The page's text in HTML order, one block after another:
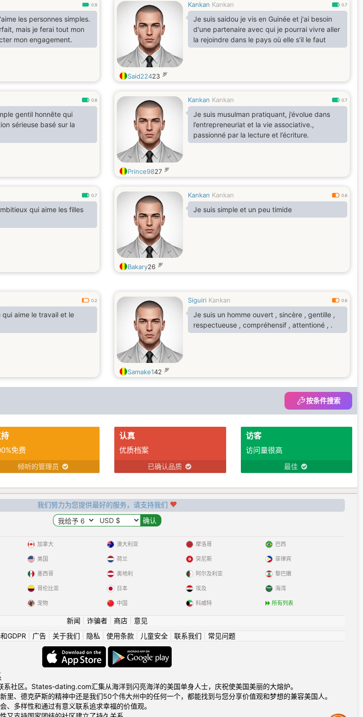
0.9
les personnes simples.
mais je ferai tout mon
mon engagement.
Kankan Kankan 0.7
Je suis saidou je vis en Guinée et j'ai besoin
d'une partenaire avec qui je pourrai vivre aller
la rejoindre dans le pays où elle s'il le faut
Said22423 岁
0.8
gentil honnête qui
sérieuse basé sur la
Kankan Kankan 0.7
Je suis musulman pratiquant, j’évolue dans
l’entrepreneuriat et la vie associative.,
passionné par la lecture et l’écriture.
Prince9827 岁
0.7
qui aime les filles
Kankan Kankan 0.6
Je suis simple et un peu timide
Bakary26 岁
0.2
qui aime le travail et le
Siguiri Kankan 0.6
Je suis un homme ouvert , sincère , gentille ,
respectueuse , compréhensif , attentioné , .
Samake142 岁
按条件搜索
免费
倾听的管理员
认真
优质档案
已确认品质
访客
访问量很高
最佳
我们努力为您提供最好的服务，请支持我们
加拿大
美国
墨西哥
哥伦比亚
宠物
澳大利亚
荷兰
奥地利
日本
中国
摩洛哥
突尼斯
阿尔及利亚
埃及
科威特
巴西
菲律宾
黎巴嫩
海湾
所有列表
新闻 诈骗者| 商店| 意见
GDPR
广告 关于我们 隐私 使用条款 儿童安全 联系我们 常见问题
社区。States-dating.com汇集从海洋到闪亮海洋的美国单身人士，庆祝使美国美丽的大熔炉。
里、德克萨斯的精神中还是我们50个伟大州中的任何一个，都能找到与您分享价值观和梦想的兼容美国人。
、多样性和通过有意义联系追求幸福的价值观。